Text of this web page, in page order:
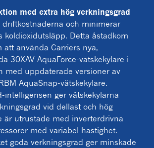
med extra hög verkningsgrad
driftkostnaderna och minimerar
koldioxidutsläpp. Detta åstadkom
att använda Carriers nya,
30XAV AquaForce-vätskekylare i
med uppdaterade versioner av
AquaSnap-vätskekylare.
intelligensen ger vätskekylarna
vid dellast och hög
är utrustade med inverterdrivna
med variabel hastighet.
goda verkningsgrad ger minskade